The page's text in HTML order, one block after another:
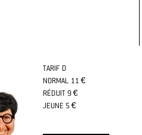
TARIF D
NORMAL 11 €
RÉDUIT 9 €
JEUNE 5 €